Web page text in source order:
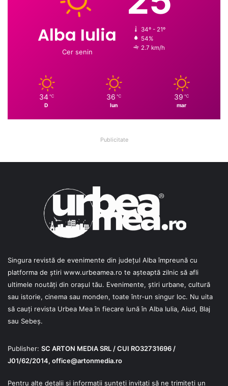
Alba Iulia
Cer senin
34º - 21º
54%
2.7 km/h
34 ℃
D
36 ℃
lun
39 ℃
mar
Publicitate
Singura revistă de evenimente din județul Alba împreună cu
platforma de știri www.urbeamea.ro te așteaptă zilnic să afli
ultimele noutăți din orașul tău. Evenimente, știri urbane, cultură
sau istorie, cinema sau monden, toate într-un singur loc. Nu uita
să cauți revista Urbea Mea în fiecare lună în Alba Iulia, Aiud, Blaj
sau Sebeș.
Publisher: SC ARTON MEDIA SRL / CUI RO32731696 /
J01/62/2014, office@artonmedia.ro
Pentru alte detalii și informații sunteți invitați să ne trimiteți un